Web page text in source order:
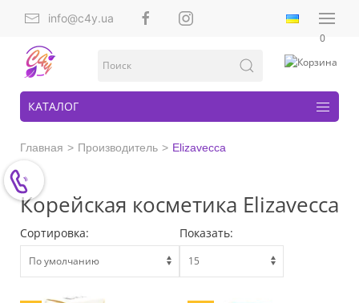
info@c4y.ua
0
КАТАЛОГ
Главная Производитель Elizavecca
Корейская косметика Elizavecca
Сортировка: Показать: